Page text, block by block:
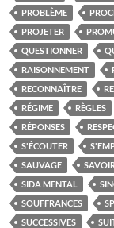
PROBLÈME
PROJETER
QUESTIONNER
RAISONNEMENT
RECONNAÎTRE
RÉGIME
RÈGLES
RÉPONSES
S'ÉCOUTER
SAUVAGE
SIDA MENTAL
SOUFFRANCES
SUCCESSIVES